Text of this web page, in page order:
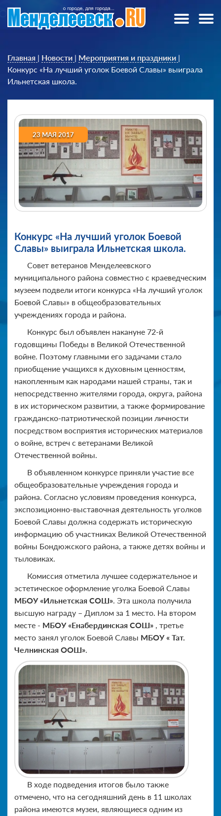
Главная | Новости | Мероприятия и праздники |
Конкурс «На лучший уголок Боевой Славы» выиграла
Ильнетская школа.
23 МАЯ 2017
Конкурс «На лучший уголок Боевой
Славы» выиграла Ильнетская школа.
Совет ветеранов Менделеевского
муниципального района совместно с краеведческим
музеем подвели итоги конкурса «На лучший уголок
Боевой Славы» в общеобразовательных
учреждениях города и района.
Конкурс был объявлен накануне 72-й
годовщины Победы в Великой Отечественной
войне. Поэтому главными его задачами стало
приобщение учащихся к духовным ценностям,
накопленным как народами нашей страны, так и
непосредственно жителями города, округа, района
в их историческом развитии, а также формирование
гражданско-патриотической позиции личности
посредством восприятия исторических материалов
о войне, встреч с ветеранами Великой
Отечественной войны.
В объявленном конкурсе приняли участие все
общеобразовательные учреждения города и
района. Согласно условиям проведения конкурса,
экспозиционно-выставочная деятельность уголков
Боевой Славы должна содержать историческую
информацию об участниках Великой Отечественной
войны Бондюжского района, а также детях войны и
тыловиках.
Комиссия отметила лучшее содержательное и
эстетическое оформление уголка Боевой Славы
МБОУ «Ильнетская СОШ». Эта школа получила
высшую награду – Диплом за 1 место. На втором
месте - МБОУ «Енабердинская СОШ» , третье
место занял уголок Боевой Славы МБОУ « Тат.
Челнинская ООШ».
В ходе подведения итогов было также
отмечено, что на сегодняшний день в 11 школах
района имеются музеи, являющиеся одним из